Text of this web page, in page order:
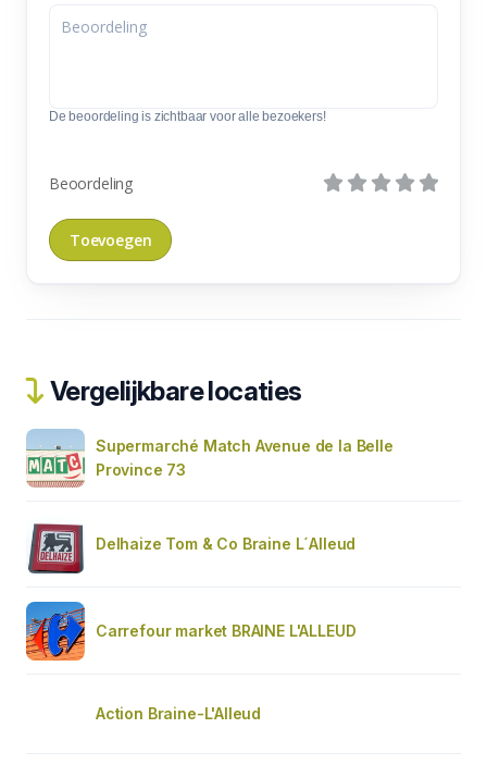
De beoordeling is zichtbaar voor alle bezoekers!
Beoordeling
Vergelijkbare locaties
Supermarché Match Avenue de la Belle
Province 73
Delhaize Tom & Co Braine L´Alleud
Carrefour market BRAINE L'ALLEUD
Action Braine-L'Alleud